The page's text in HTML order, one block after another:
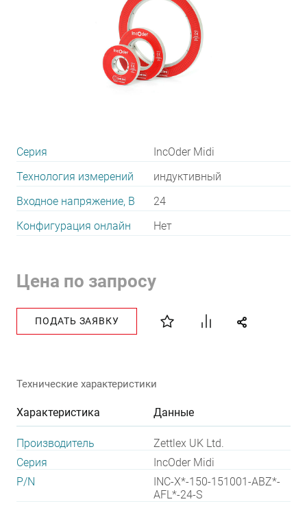
Серия
IncOder Midi
Технология измерений
индуктивный
Входное напряжение, В
24
Конфигурация онлайн
Нет
Цена по запросу
ПОДАТЬ ЗАЯВКУ
Технические характеристики
Характеристика Данные
Производитель
Zettlex UK Ltd.
Серия
IncOder Midi
P/N
INC-X*-150-151001-ABZ*-
AFL*-24-S